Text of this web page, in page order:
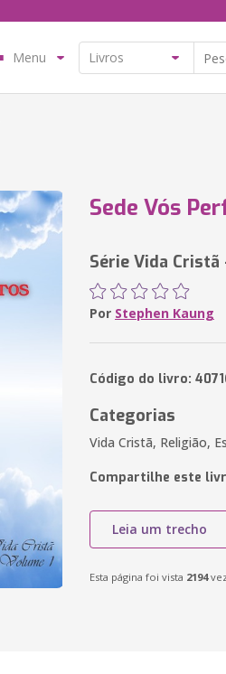
Menu
Sede Vós
Série Vida Cristã
Por Stephen Kaung
Código do livro:
Categorias
Vida Cristã, Religião,
Compartilhe este
Leia um trecho
Esta página foi vista 2194